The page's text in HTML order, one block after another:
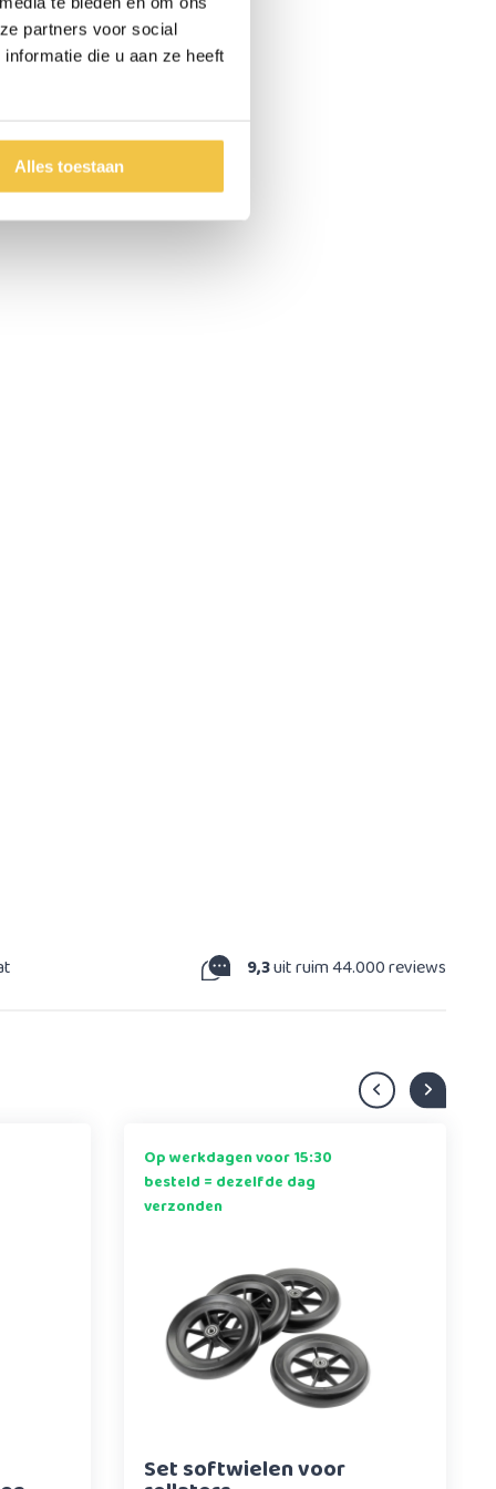
partners voor social
die u aan ze heeft
Alles toestaan
9,3uit ruim 44.000 reviews
Op werkdagen voor 15:30
besteld = dezelfde dag
verzonden
Set softwielen voor